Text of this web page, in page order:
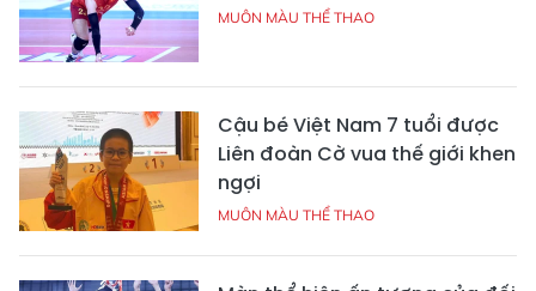
MUÔN MÀU THỂ THAO
Cậu bé Việt Nam 7 tuổi được
Liên đoàn Cờ vua thế giới khen
ngợi
MUÔN MÀU THỂ THAO